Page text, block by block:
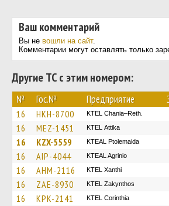
Ваш комментарий
Вы не вошли на сайт.
Комментарии могут оставлять только
Другие ТС с этим номером:
№ Гос.№ Предприятие
16 HKH-8700 KTEL Chania–Reth.
16 MEZ-1451 KΤΕL Αttika
16 KZX-5559 KTEAL Ptolemaida
16 AIP-4044 KTEAL Agrinio
16 AHM-2116 KTEL Xanthi
16 ZAE-8930 KTEL Zakynthos
16 KPK-2141 KTEL Corinthia